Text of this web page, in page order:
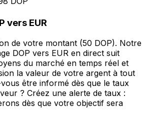
vers EUR
de votre montant (50 DOP). Notre
DOP vers EUR en direct suit
du marché en temps réel et
la valeur de votre argent à tout
être informé dès que le taux
? Créez une alerte de taux :
dès que votre objectif sera